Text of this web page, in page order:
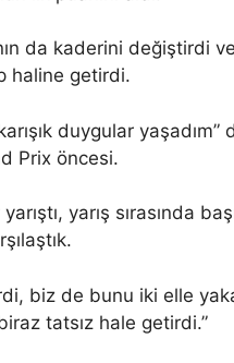
da kaderini değiştirdi
haline getirdi.
duygular yaşadım”
Prix öncesi.
yarış sırasında
biz de bunu iki elle
tatsız hale getirdi.”